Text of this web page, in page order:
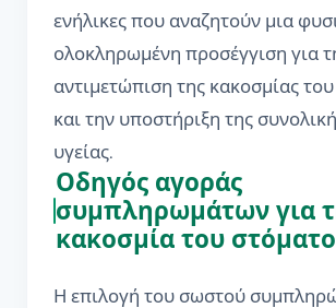
ενήλικες που αναζητούν μια
ολοκληρωμένη προσέγγιση για
αντιμετώπιση της κακοσμίας
και την υποστήριξη της
υγείας.
Οδηγός αγοράς
συμπληρωμάτων για
κακοσμία του
Η επιλογή του σωστού